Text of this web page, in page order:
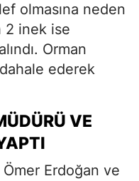
olmasına neden
2 inek ise
Orman
ederek
VE
Erdoğan ve